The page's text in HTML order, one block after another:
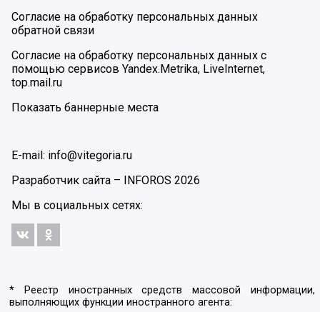
Согласие на обработку персональных данных
обратной связи
Согласие на обработку персональных данных с
помощью сервисов Yandex.Metrika, LiveInternet,
top.mail.ru
Показать баннерные места
E-mail: info@vitegoria.ru
Разработчик сайта – INFOROS 2026
Мы в социальных сетях:
* Реестр иностранных средств массовой информации,
выполняющих функции иностранного агента: